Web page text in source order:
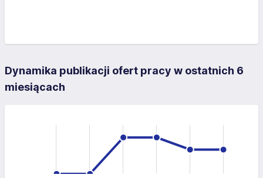
Dynamika publikacji ofert pracy w ostatnich 6
miesiącach